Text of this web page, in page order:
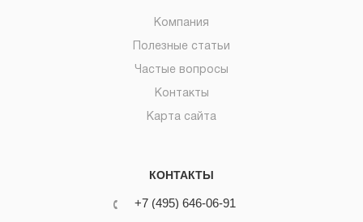
Компания
Полезные статьи
Частые вопросы
Контакты
Карта сайта
КОНТАКТЫ
+7 (495) 646-06-91